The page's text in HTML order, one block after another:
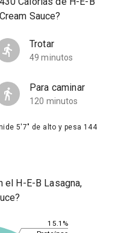
Sauce?
Trotar
49 minutos
Para caminar
120 minutos
5'7" de alto y pesa 144
el H-E-B Lasagna,
15.1%